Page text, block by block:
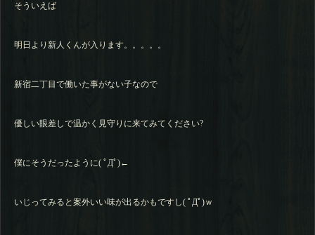
そういえば
明日より新人くんが入ります。。。。。
新宿二丁目で働いた事がない子なので
優しい眼差しで温かく見守りに来てみてください?
僕にそうだったように( ﾟДﾟ)←
いじってみると案外いい味が出るかもですし( ﾟДﾟ)ｗ